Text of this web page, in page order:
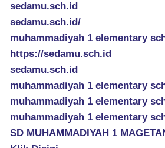
sedamu.sch.id
sedamu.sch.id/
muhammadiyah 1 elementary
https://sedamu.sch.id
sedamu.sch.id
muhammadiyah 1 elementary
muhammadiyah 1 elementary
muhammadiyah 1 elementary
SD MUHAMMADIYAH 1